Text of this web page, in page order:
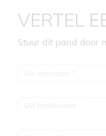
VERTEL
Stuur dit pand door